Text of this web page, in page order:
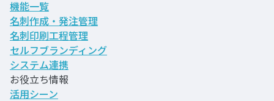
機能一覧
名刺作成・発注管理
名刺印刷工程管理
セルフブランディング
システム連携
お役立ち情報
活用シーン